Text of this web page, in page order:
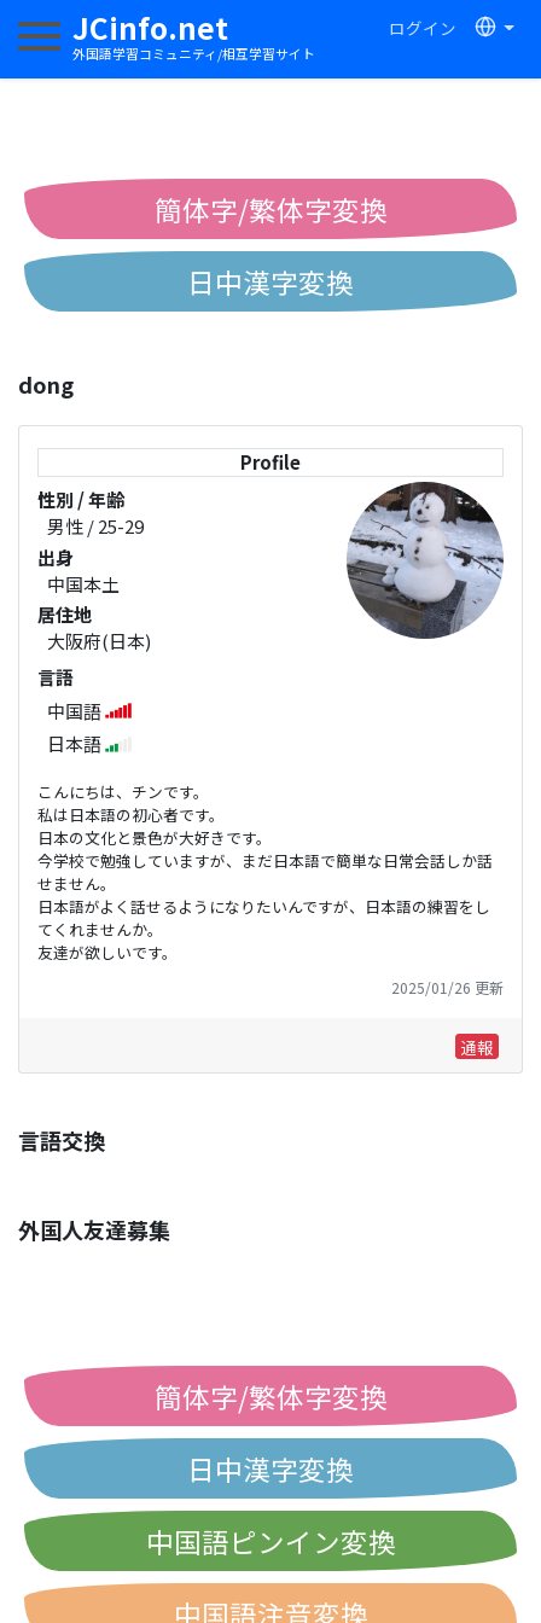
JCinfo.net
外国語学習コミュニティ/相互学習サイト
ログイン
ナビゲーションを切り替える
簡体字/繁体字変換
日中漢字変換
中国語注音変換
dong
Profile
性別 / 年齢
男性 / 25-29
出身
中国本土
居住地
大阪府(日本)
言語
中国語
日本語
こんにちは、チンです。
私は日本語の初心者です。
日本の文化と景色が大好きです。
今学校で勉強していますが、まだ日本語で簡単な日常会話しか話
せません。
日本語がよく話せるようになりたいんですが、日本語の練習をし
てくれませんか。
友達が欲しいです。
2025/01/26 更新
通報
言語交換
外国人友達募集
簡体字/繁体字変換
日中漢字変換
中国語ピンイン変換
中国語注音変換